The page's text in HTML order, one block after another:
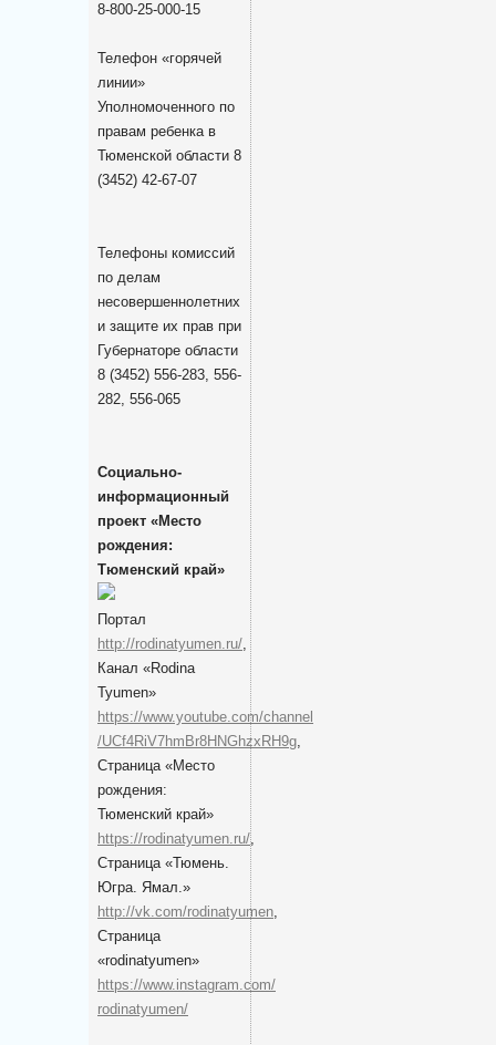
8-800-25-000-15
Телефон «горячей
линии»
Уполномоченного по
правам ребенка в
Тюменской области 8
(3452) 42-67-07
Телефоны комиссий
по делам
несовершеннолетних
и защите их прав при
Губернаторе области
8 (3452) 556-283, 556-
282, 556-065
Социально-
информационный
проект «Место
рождения:
Тюменский край»
Портал
http://rodinatyumen.ru/,
Канал «Rodina
Tyumen»
https://www.youtube.com/channel
/UCf4RiV7hmBr8HNGhzxRH9g,
Cтраница «Место
рождения:
Тюменский край»
https://rodinatyumen.ru/,
Cтраница «Тюмень.
Югра. Ямал.»
http://vk.com/rodinatyumen,
Cтраница
«rodinatyumen»
https://www.instagram.com/
rodinatyumen/